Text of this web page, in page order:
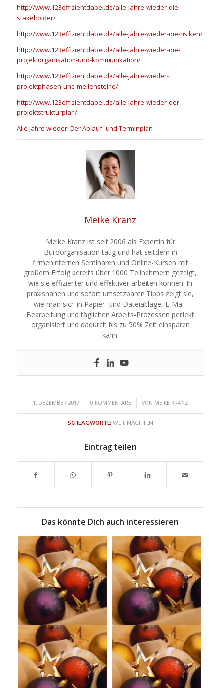
http://www.123effizientdabei.de/alle-jahre-wieder-die-
stakeholder/
http://www.123effizientdabei.de/alle-jahre-wieder-die-risiken/
http://www.123effizientdabei.de/alle-jahre-wieder-die-
projektorganisation-und-kommunikation/
http://www.123effizientdabei.de/alle-jahre-wieder-
projektphasen-und-meilensteine/
http://www.123effizientdabei.de/alle-jahre-wieder-der-
projektstrukturplan/
Alle Jahre wieder! Der Ablauf- und Terminplan
Meike Kranz
Meike Kranz ist seit 2006 als Expertin für
Büroorganisation tätig und hat seitdem in
firmeninternen Seminaren und Online-Kursen mit
großem Erfolg bereits über 1000 Teilnehmern gezeigt,
wie sie effizienter und effektiver arbeiten können. In
praxisnahen und sofort umsetzbaren Tipps zeigt sie,
wie man sich in Papier- und Dateiablage, E-Mail-
Bearbeitung und täglichen Arbeits-Prozessen perfekt
organisiert und dadurch bis zu 50% Zeit einsparen
kann.
1. DEZEMBER 2017
/ 0 KOMMENTARE
/ VON MEIKE KRANZ
SCHLAGWORTE: WEIHNACHTEN
Eintrag teilen
Das könnte Dich auch interessieren